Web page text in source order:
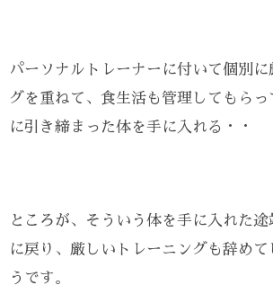
パーソナルトレーナーに付いて個別
グを重ねて、食生活も管理してもら
に引き締まった体を手に入れる・・
ところが、そういう体を手に入れた
に戻り、厳しいトレーニングも辞め
うです。